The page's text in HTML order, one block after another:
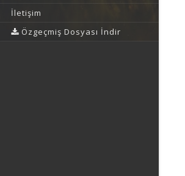
İletişim
Özgeçmiş Dosyası İndir